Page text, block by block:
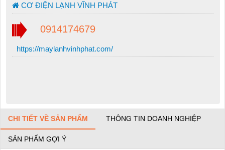
CƠ ĐIỆN LẠNH VĨNH PHÁT
0914174679
https://maylanhvinhphat.com/
CHI TIẾT VỀ SẢN PHẨM THÔNG TIN DOANH NGHIỆP
SẢN PHẨM GỢI Ý